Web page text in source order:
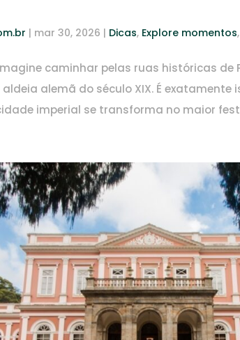
| mar 30, 2026 | Dicas, Explore momentos,
caminhar pelas ruas históricas de
alemã do século XIX. É exatamente
imperial se transforma no maior